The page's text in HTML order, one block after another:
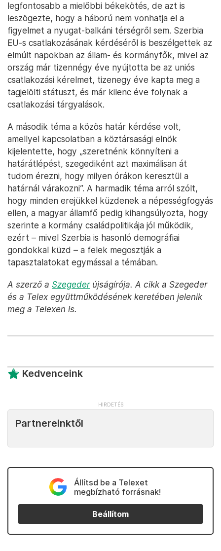
legfontosabb a mielőbbi békekötés, de azt is
leszögezte, hogy a háború nem vonhatja el a
figyelmet a nyugat-balkáni térségről sem. Szerbia
EU-s csatlakozásának kérdéséről is beszélgettek az
elmúlt napokban az állam- és kormányfők, mivel az
ország már tizennégy éve nyújtotta be az uniós
csatlakozási kérelmet, tizenegy éve kapta meg a
tagjelölti státuszt, és már kilenc éve folynak a
csatlakozási tárgyalások.
A második téma a közös határ kérdése volt,
amellyel kapcsolatban a köztársasági elnök
kijelentette, hogy „szeretnénk könnyíteni a
határátlépést, szegediként azt maximálisan át
tudom érezni, hogy milyen órákon keresztül a
határnál várakozni”. A harmadik téma arról szólt,
hogy minden erejükkel küzdenek a népességfogyás
ellen, a magyar államfő pedig kihangsúlyozta, hogy
szerinte a kormány családpolitikája jól működik,
ezért – mivel Szerbia is hasonló demográfiai
gondokkal küzd – a felek megosztják a
tapasztalatokat egymással a témában.
A szerző a Szegederújságírója. A cikk a Szegeder
és a Telex együttműködésének keretében jelenik
meg a Telexen is.
Kedvenceink
Partnereinktől
Állítsd be a Telexet
megbízható forrásnak!
Beállítom